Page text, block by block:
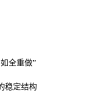
全重做”
稳定结构